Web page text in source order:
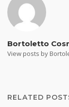
Bortoletto
View posts by
RELATED